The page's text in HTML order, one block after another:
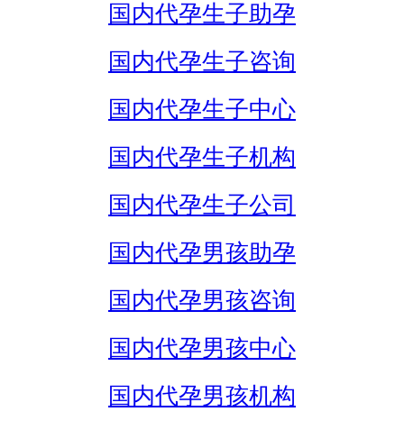
国内代孕生子助孕
国内代孕生子咨询
国内代孕生子中心
国内代孕生子机构
国内代孕生子公司
国内代孕男孩助孕
国内代孕男孩咨询
国内代孕男孩中心
国内代孕男孩机构